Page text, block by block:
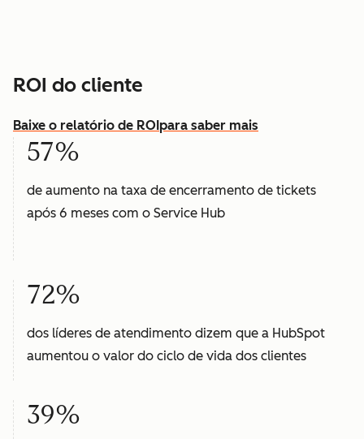
ROI do cliente
Baixe o relatório de ROI para saber mais
57%
de aumento na taxa de encerramento de tickets
após 6 meses com o Service Hub
72%
dos líderes de atendimento dizem que a HubSpot
aumentou o valor do ciclo de vida dos clientes
39%